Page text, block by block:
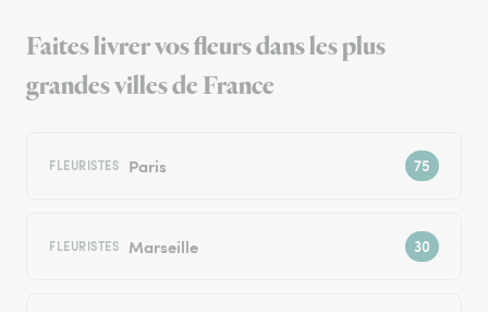
Faites livrer vos fleurs dans les plus
grandes villes de France
FLEURISTES Paris
FLEURISTES Marseille